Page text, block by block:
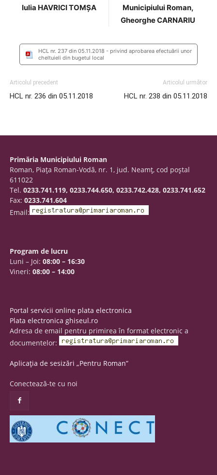
Iulia HAVRICI TOMȘA
Municipiului Roman,
Gheorghe CARNARIU
HCL nr. 237 din 05.11.2018 - privind aprobarea efectuării unor
cheltuieli din bugetul local
Articolul precedent
HCL nr. 236 din 05.11.2018
Articolul următor
HCL nr. 238 din 05.11.2018
Primăria Municipiului Roman
Roman, Piaţa Roman-Vodă, nr. 1, jud. Neamţ, cod poştal
611022
Tel. 0233.741.119, 0233.744.650, 0233.742.428, 0233.741.652
Fax: 0233.741.604
Email:
Program de lucru
Luni – Joi: 08:00 – 16:30
Vineri: 08:00 – 14:00
Portal servicii online plata electronica
Plata electronica ghiseul.ro
Adresa de email pentru primirea în format electronic a
documentelor:
Aplicația de sesizări „Pentru Roman”
Conectează-te cu noi